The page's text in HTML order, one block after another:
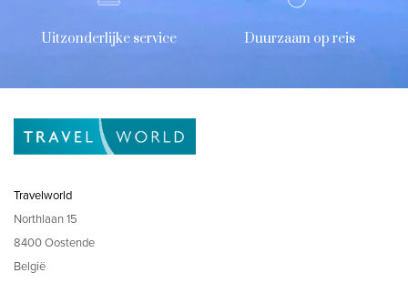
Uitzonderlijke service Duurzaam op reis
Travelworld
Northlaan 15
8400 Oostende
België